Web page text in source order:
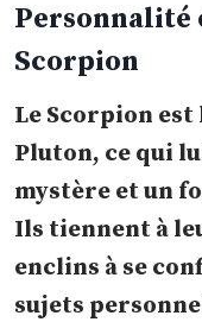
Personnalité
Scorpion
Le Scorpion
Pluton, ce qui
mystère et un
Ils tiennent à
enclins à se
sujets